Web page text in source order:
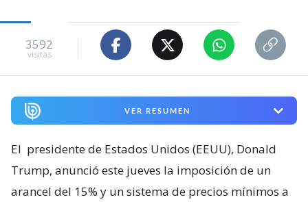
3592
visitas
VER RESUMEN
El presidente de Estados Unidos (EEUU), Donald
Trump, anunció este jueves la imposición de un
arancel del 15% y un sistema de precios mínimos a